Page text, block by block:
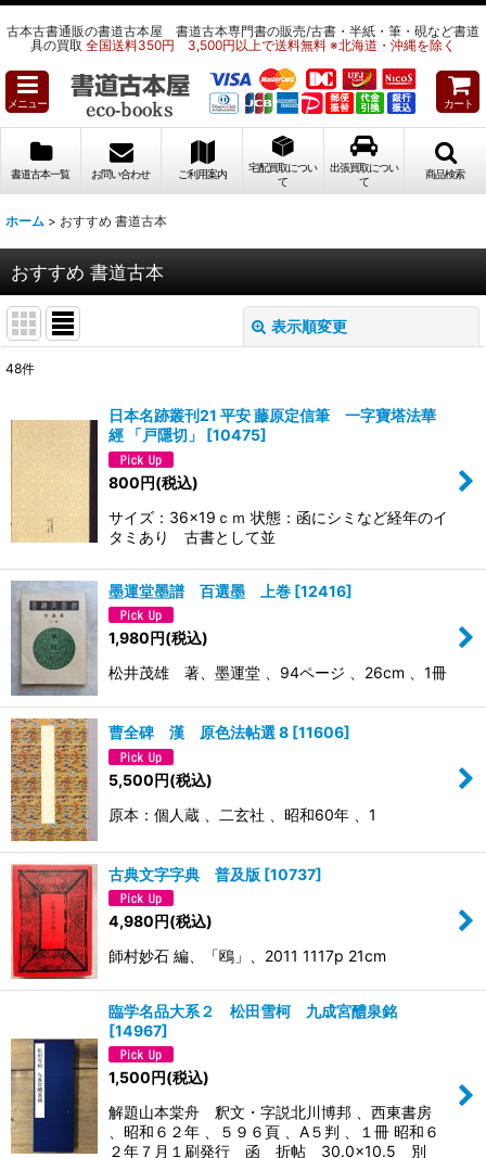
古本古書通販の書道古本屋 書道古本専門書の販売/古書・半紙・筆・硯など書道
具の買取 全国送料350円 3,500円以上で送料無料 ※北海道・沖縄を除く
メニュー カート
書道古本一覧 お問い合わせ ご利用案内
宅配買取につい
て
出張買取につい
て
商品検索
ホーム > おすすめ 書道古本
おすすめ 書道古本
表示順変更
絞り込む
48件
日本名跡叢刊21 平安 藤原定信筆 一字寶塔法華
經 「戸隱切」
[10475]
800円(税込)
サイズ：36×19ｃｍ 状態：函にシミなど経年のイ
タミあり 古書として並
墨運堂墨譜 百選墨 上巻 [12416]
1,980円(税込)
松井茂雄 著、墨運堂 、94ページ 、26cm 、1冊
曹全碑 漢 原色法帖選 8 [11606]
5,500円(税込)
原本：個人蔵 、二玄社 、昭和60年 、1
古典文字字典 普及版 [10737]
4,980円(税込)
師村妙石 編、「鴎」、2011 1117p 21cm
臨学名品大系２ 松田雪柯 九成宮醴泉銘
[14967]
1,500円(税込)
解題山本棠舟 釈文・字説北川博邦 、西東書房
、昭和６２年 、５９６頁 、A５判 、１冊 昭和６
２年７月１刷発行 函 折帖 30.0×10.5 別